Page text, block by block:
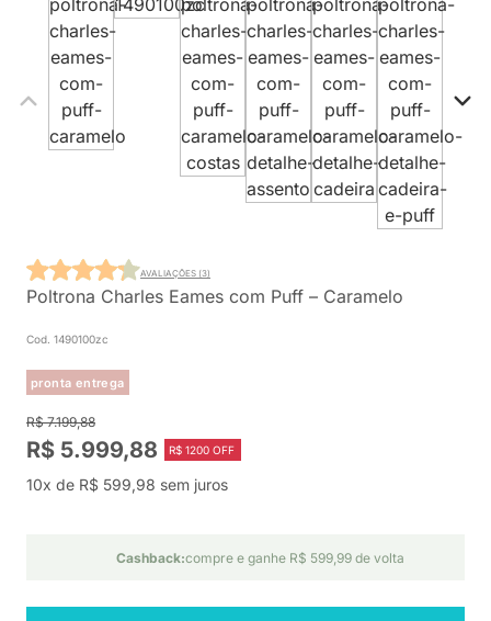
Poltrona Charles Eames com Puff – Caramelo
Cod. 1490100zc
pronta entrega
AVALIAÇÕES (3)
R$ 7.199,88
R$ 5.999,88 R$ 1200 OFF
10x de R$ 599,98 sem juros
Cashback:compre e ganhe R$ 599,99 de volta